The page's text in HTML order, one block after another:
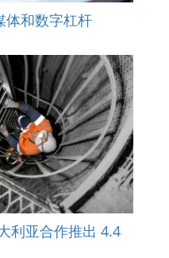
体和数字杠杆
利亚合作推出 4.4